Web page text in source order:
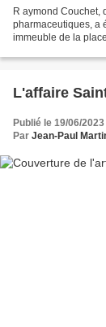
R aymond Couchet,
pharmaceutiques, a
immeuble de la
L'affaire
Publié le 19/06/
Par Jean-Paul